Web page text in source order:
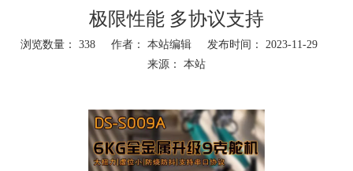
极限性能 多协议支持
浏览数量： 338作者： 本站编辑 发布时间： 2023-11-29
来源： 本站